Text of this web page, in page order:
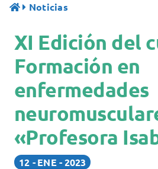
Quiénes Somos
Asistencia
Investigación
Pacientes
Acreditaciones
Registros
Docencia
Noticias
XI Edición del
Formación en
enfermedades
«Profesora
12 ENE 2023